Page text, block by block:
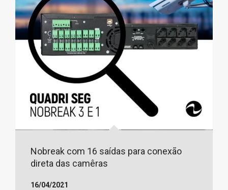
Nobreak com 16 saídas para conexão
direta das camêras
16/04/2021